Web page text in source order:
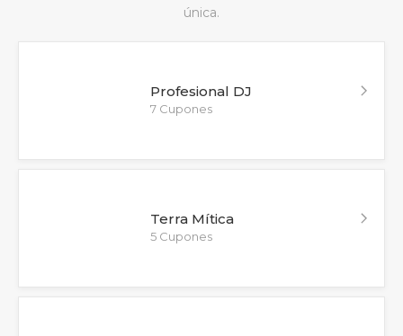
única.
Profesional DJ
7 Cupones
Terra Mítica
5 Cupones